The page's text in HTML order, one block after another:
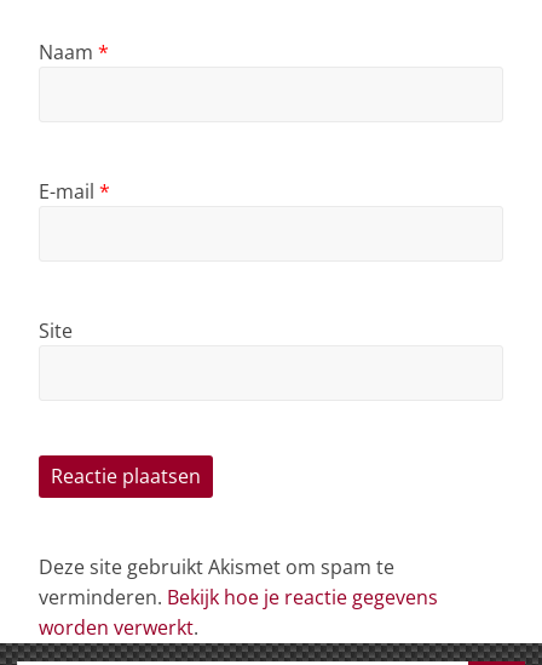
Naam *
E-mail *
Site
Deze site gebruikt Akismet om spam te
verminderen. Bekijk hoe je reactie gegevens
worden verwerkt.